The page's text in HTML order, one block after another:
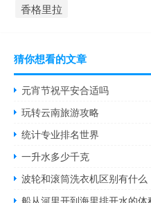
香格里拉
猜你想看的文章
元宵节祝平安合适吗
玩转云南旅游攻略
统计专业排名世界
一升水多少千克
波轮和滚筒洗衣机区别有什么
船从河里开到海里排开水的体